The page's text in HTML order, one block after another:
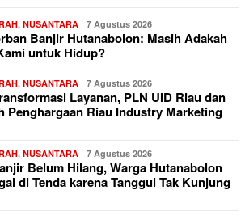
, NUSANTARA 7 Agustus 2026
Banjir Hutanabolon: Masih Adakah
untuk Hidup?
, NUSANTARA 7 Agustus 2026
Layanan, PLN UID Riau dan
Penghargaan Riau Industry Marketing
, NUSANTARA 7 Agustus 2026
Belum Hilang, Warga Hutanabolon
di Tenda karena Tanggul Tak Kunjung